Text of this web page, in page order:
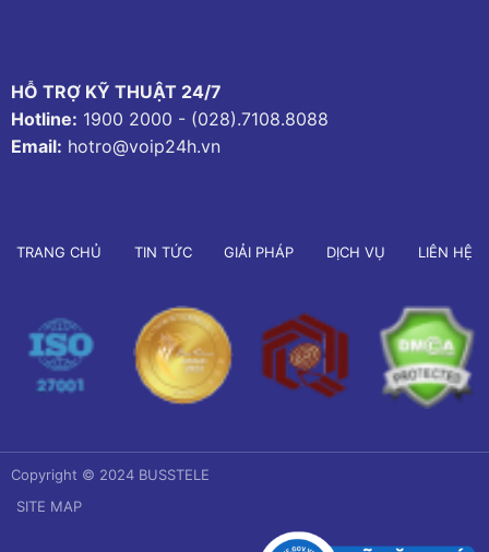
HỖ TRỢ KỸ THUẬT 24/7
Hotline: 1900 2000 - (028).7108.8088
Email: hotro@voip24h.vn
TRANG CHỦ TIN TỨC GIẢI PHÁP DỊCH VỤ LIÊN HỆ
Copyright © 2024 BUSSTELE
SITE MAP